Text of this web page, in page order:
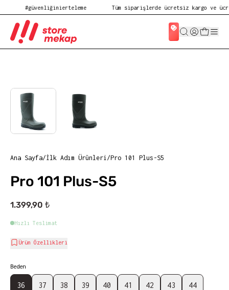
#güvenliğinierteleme Tüm siparişlerde ücretsiz kargo ve
Ana Sayfa/İlk Adım Ürünleri/Pro 101 Plus-S5
Pro 101 Plus-S5
1.399,90 ₺
Hızlı Teslimat
Ürün Özellikleri
Beden
36 37 38 39 40 41 42 43 44